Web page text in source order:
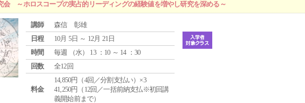
会 ～ホロスコープの実占的リーディングの経験値を増やし研究を深める～
講師
森信 彰雄
日程
10月 5日 ～ 12月 21日
時間
毎週 （水） 13 ：10 ～ 14 ：30
回数
全12回
料金
14,850円（4回／分割支払い）×3
41,250円（12回／一括前納支払※初回講
義開始前まで）